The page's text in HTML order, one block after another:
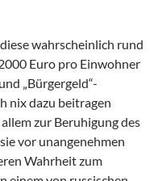
wahrscheinlich rund
Euro pro Einwohner
„Bürgergeld“-
nix dazu beitragen
zur Beruhigung des
vor unangenehmen
Wahrheit zum